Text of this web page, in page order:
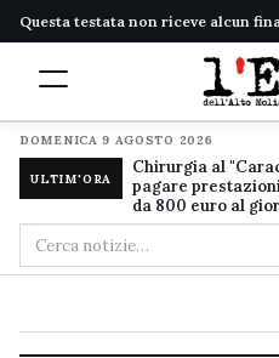
Questa testata non riceve alcun
DOMENICA 9 AGOSTO 2026
ULTIM'ORA
Chirurgia al
pagare
da 800 euro al
Cerca
nel